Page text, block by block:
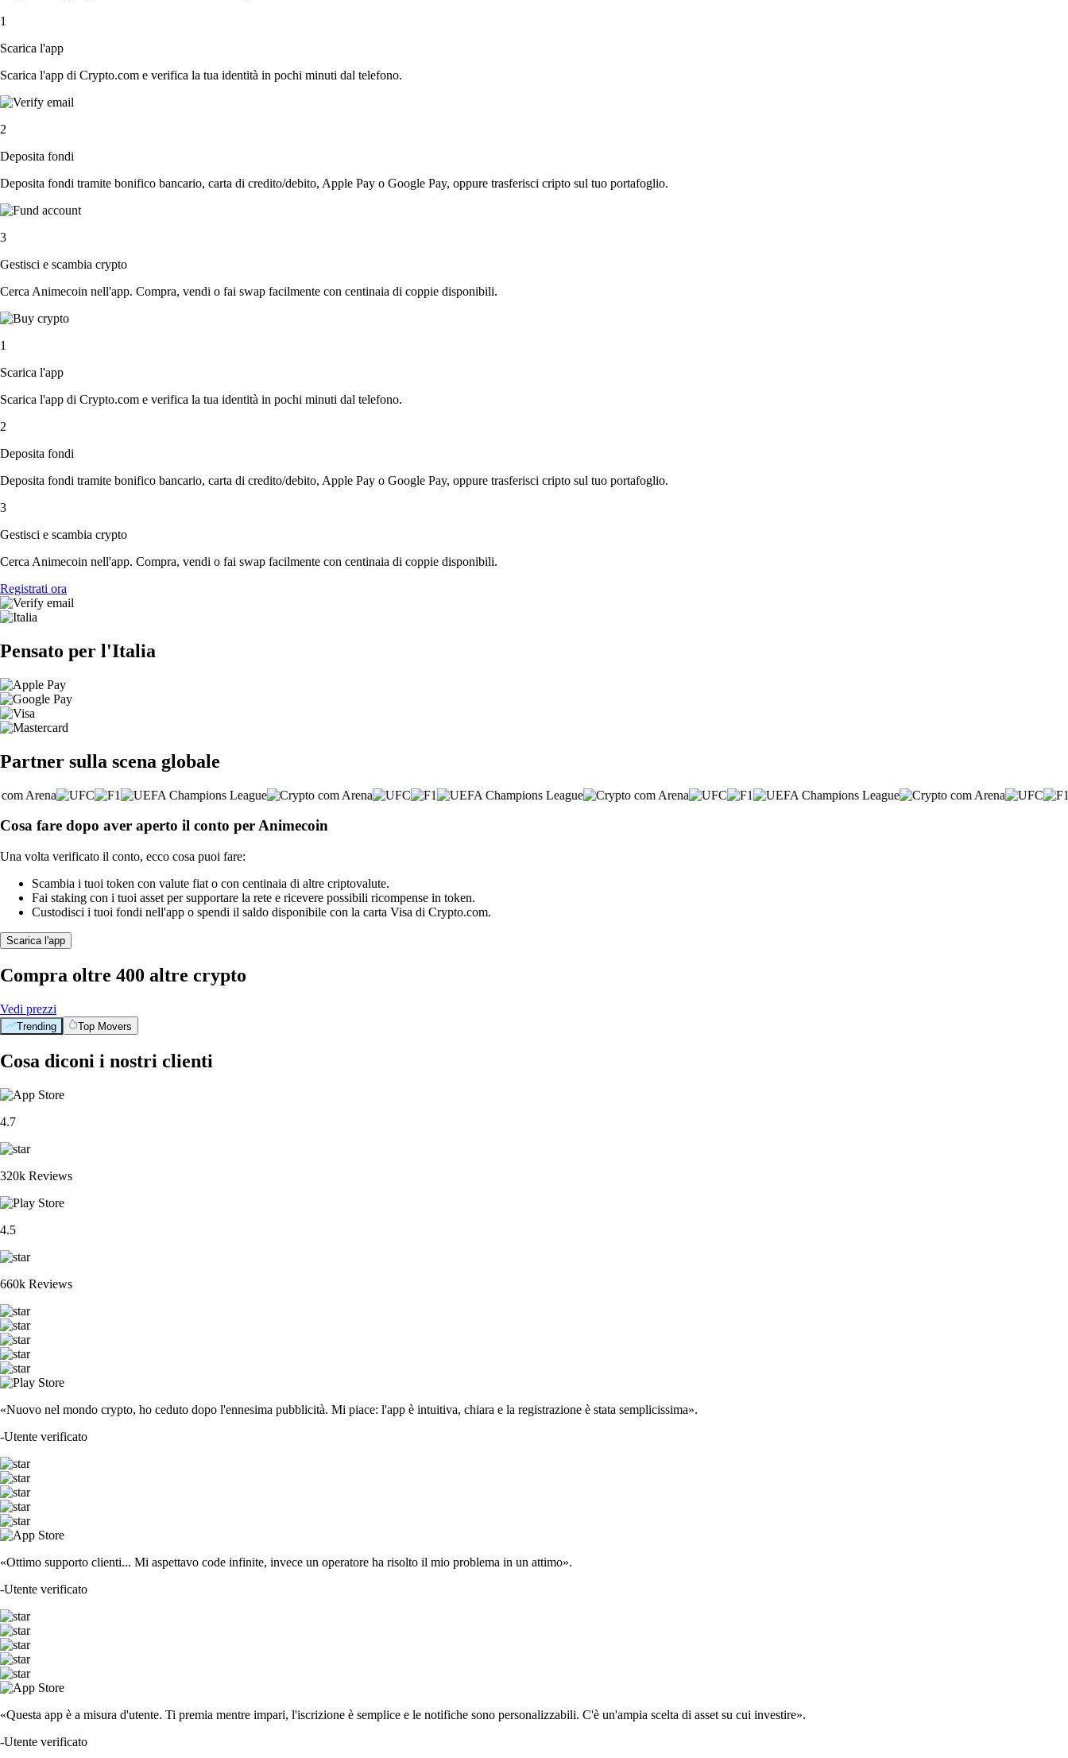
1
Scarica l'app
Scarica l'app di Crypto.com e verifica la tua identità in pochi minuti dal telefono.
2
Deposita fondi
Deposita fondi tramite bonifico bancario, carta di credito/debito, Apple Pay o Google Pay, oppure trasferisci cripto sul tuo portafoglio.
3
Gestisci e scambia crypto
Cerca Animecoin nell'app. Compra, vendi o fai swap facilmente con centinaia di coppie disponibili.
1
Scarica l'app
Scarica l'app di Crypto.com e verifica la tua identità in pochi minuti dal telefono.
2
Deposita fondi
Deposita fondi tramite bonifico bancario, carta di credito/debito, Apple Pay o Google Pay, oppure trasferisci cripto sul tuo portafoglio.
3
Gestisci e scambia crypto
Cerca Animecoin nell'app. Compra, vendi o fai swap facilmente con centinaia di coppie disponibili.
Registrati ora
Pensato per l'Italia
Partner sulla scena globale
Cosa fare dopo aver aperto il conto per Animecoin
Una volta verificato il conto, ecco cosa puoi fare:
Scambia i tuoi token con valute fiat o con centinaia di altre criptovalute.
Fai staking con i tuoi asset per supportare la rete e ricevere possibili ricompense in token.
Custodisci i tuoi fondi nell'app o spendi il saldo disponibile con la carta Visa di Crypto.com.
Scarica l'app
Compra oltre 400 altre crypto
Vedi prezzi
Trending Top Movers
Cosa diconi i nostri clienti
4.7
320k Reviews
4.5
660k Reviews
«Nuovo nel mondo crypto, ho ceduto dopo l'ennesima pubblicità. Mi piace: l'app è intuitiva, chiara e la registrazione è stata semplicissima».
-Utente verificato
«Ottimo supporto clienti... Mi aspettavo code infinite, invece un operatore ha risolto il mio problema in un attimo».
-Utente verificato
«Questa app è a misura d'utente. Ti premia mentre impari, l'iscrizione è semplice e le notifiche sono personalizzabili. C'è un'ampia scelta di asset su cui investire».
-Utente verificato